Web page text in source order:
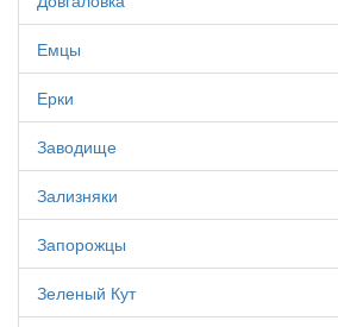
Емцы
Ерки
Заводище
Зализняки
Запорожцы
Зеленый Кут